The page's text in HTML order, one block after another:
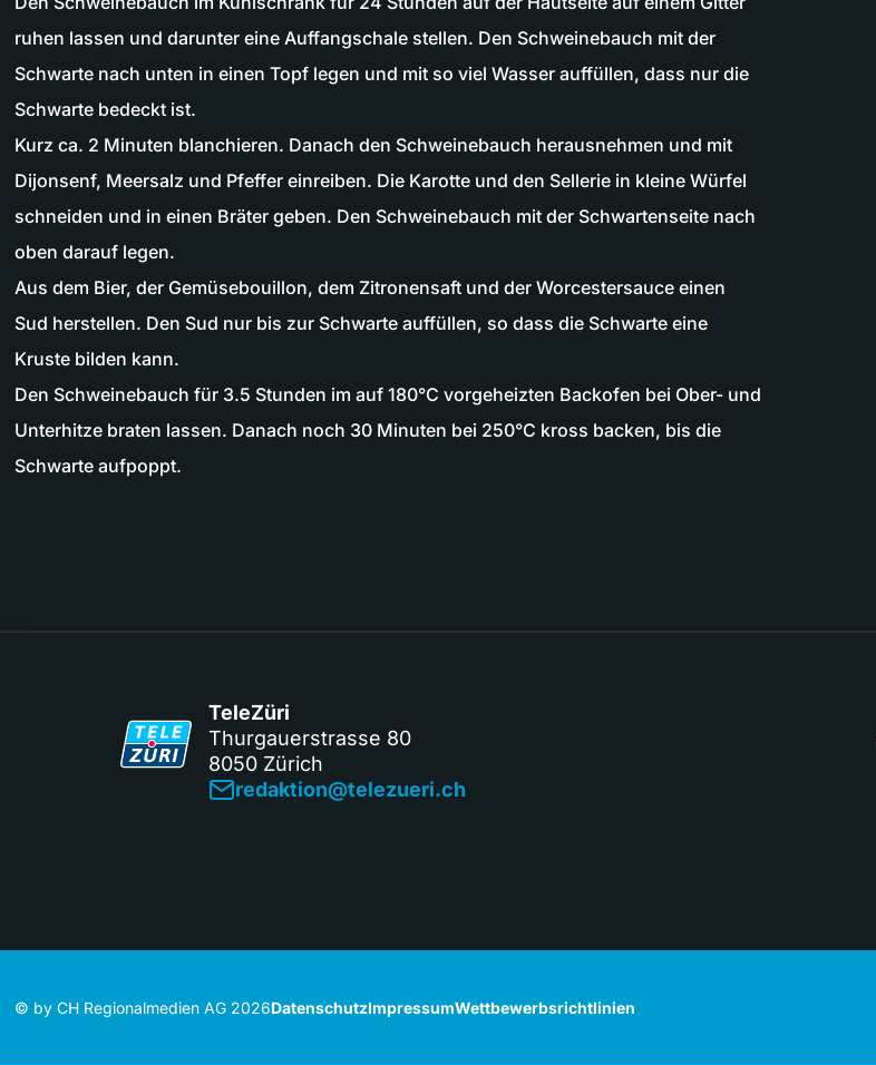
ruhen lassen und darunter eine Auffangschale stellen. Den Schweinebauch mit der
Schwarte nach unten in einen Topf legen und mit so viel Wasser auffüllen, dass nur die
Schwarte bedeckt ist.
Kurz ca. 2 Minuten blanchieren. Danach den Schweinebauch herausnehmen und mit
Dijonsenf, Meersalz und Pfeffer einreiben. Die Karotte und den Sellerie in kleine Würfel
schneiden und in einen Bräter geben. Den Schweinebauch mit der Schwartenseite nach
oben darauf legen.
Aus dem Bier, der Gemüsebouillon, dem Zitronensaft und der Worcestersauce einen
Sud herstellen. Den Sud nur bis zur Schwarte auffüllen, so dass die Schwarte eine
Kruste bilden kann.
Den Schweinebauch für 3.5 Stunden im auf 180°C vorgeheizten Backofen bei Ober- und
Unterhitze braten lassen. Danach noch 30 Minuten bei 250°C kross backen, bis die
Schwarte aufpoppt.
TeleZüri
Thurgauerstrasse 80
8050 Zürich
redaktion@telezueri.ch
© by CH Regionalmedien AG 2026DatenschutzImpressumWettbewerbsrichtlinien